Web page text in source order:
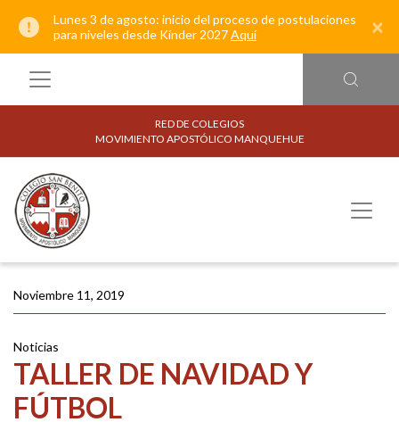
Lunes 3 de agosto: inicio del proceso de postulaciones
para niveles desde Kínder 2027Aquí ×
RED DE COLEGIOS
MOVIMIENTO APOSTÓLICO MANQUEHUE
Noviembre 11, 2019
Noticias
TALLER DE NAVIDAD Y
FÚTBOL